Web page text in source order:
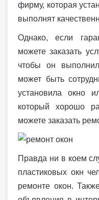
фирму, которая
выполнят
Однако, если
можете заказать
чтобы он
может быть
установила окно
который хорошо
можете заказать
Правда ни в коем
пластиковых окн
ремонте окон.